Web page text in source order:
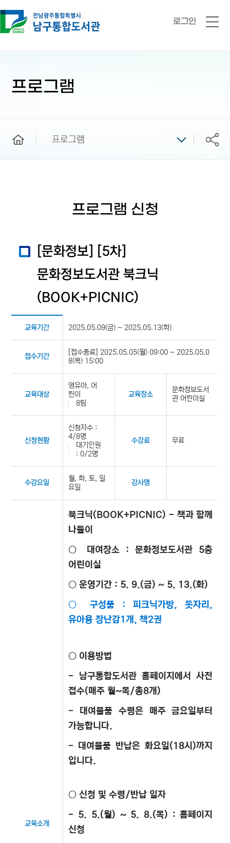
로그인
전
프로그램
프로그램 공유
프로그램 신청
[문화정보] [5차]
문화정보도서관 북크닉
(BOOK+PICNIC)
교육기간 2025.05.09(금) ~ 2025.05.13(화)
접수기간
[접수종료] 2025.05.05(월) 09:00 ~ 2025.05.0
8(목) 15:00
교육대상
영유아, 어
린이
8팀
교육장소
문화정보도서
관 어린이실
신청현황
신청자수 :
4/8명
대기인원
: 0/2명
수강료 무료
수강요일
월, 화, 토, 일
요일
강사명
교육소개
북크닉(BOOK+PICNIC) - 책과 함께
나들이
○ 대여장소 : 문화정보도서관 5층
어린이실
○ 운영기간 : 5. 9.(금) ~ 5. 13.(화)
○ 구성품 : 피크닉가방, 돗자리,
유아용 장난감1개, 책2권
○ 이용방법
- 남구통합도서관 홈페이지에서 사전
접수(매주 월~목/총8개)
- 대여물품 수령은 매주 금요일부터
가능합니다.
- 대여물품 반납은 화요일(18시)까지
입니다.
○ 신청 및 수령/반납 일자
- 5. 5.(월) ~ 5. 8.(목) : 홈페이지
신청